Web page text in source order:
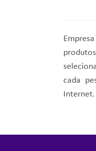
cada
Internet.